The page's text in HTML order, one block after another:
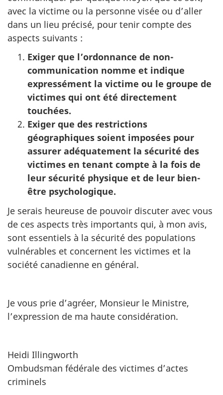
avec la victime ou la personne visée ou d’aller
dans un lieu précisé, pour tenir compte des
aspects suivants :
Exiger que l’ordonnance de non-
communication nomme et indique
expressément la victime ou le groupe de
victimes qui ont été directement
touchées.
Exiger que des restrictions
géographiques soient imposées pour
assurer adéquatement la sécurité des
victimes en tenant compte à la fois de
leur sécurité physique et de leur bien-
être psychologique.
Je serais heureuse de pouvoir discuter avec vous
de ces aspects très importants qui, à mon avis,
sont essentiels à la sécurité des populations
vulnérables et concernent les victimes et la
société canadienne en général.
Je vous prie d’agréer, Monsieur le Ministre,
l’expression de ma haute considération.
Heidi Illingworth
Ombudsman fédérale des victimes d’actes
criminels